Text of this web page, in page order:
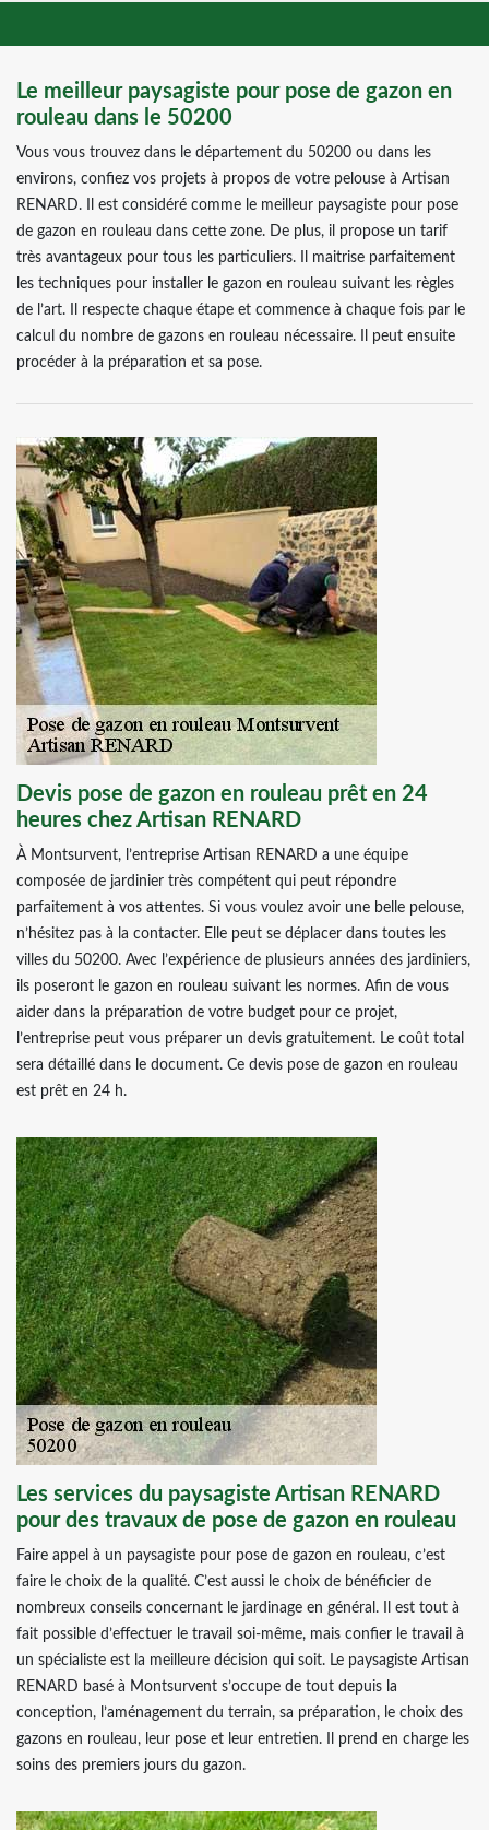
Le meilleur paysagiste pour pose de gazon en
rouleau dans le 50200
Vous vous trouvez dans le département du 50200 ou dans les
environs, confiez vos projets à propos de votre pelouse à Artisan
RENARD. Il est considéré comme le meilleur paysagiste pour pose
de gazon en rouleau dans cette zone. De plus, il propose un tarif
très avantageux pour tous les particuliers. Il maitrise parfaitement
les techniques pour installer le gazon en rouleau suivant les règles
de l’art. Il respecte chaque étape et commence à chaque fois par le
calcul du nombre de gazons en rouleau nécessaire. Il peut ensuite
procéder à la préparation et sa pose.
Devis pose de gazon en rouleau prêt en 24
heures chez Artisan RENARD
À Montsurvent, l’entreprise Artisan RENARD a une équipe
composée de jardinier très compétent qui peut répondre
parfaitement à vos attentes. Si vous voulez avoir une belle pelouse,
n’hésitez pas à la contacter. Elle peut se déplacer dans toutes les
villes du 50200. Avec l’expérience de plusieurs années des jardiniers,
ils poseront le gazon en rouleau suivant les normes. Afin de vous
aider dans la préparation de votre budget pour ce projet,
l’entreprise peut vous préparer un devis gratuitement. Le coût total
sera détaillé dans le document. Ce devis pose de gazon en rouleau
est prêt en 24 h.
Les services du paysagiste Artisan RENARD
pour des travaux de pose de gazon en rouleau
Faire appel à un paysagiste pour pose de gazon en rouleau, c’est
faire le choix de la qualité. C’est aussi le choix de bénéficier de
nombreux conseils concernant le jardinage en général. Il est tout à
fait possible d’effectuer le travail soi-même, mais confier le travail à
un spécialiste est la meilleure décision qui soit. Le paysagiste Artisan
RENARD basé à Montsurvent s’occupe de tout depuis la
conception, l’aménagement du terrain, sa préparation, le choix des
gazons en rouleau, leur pose et leur entretien. Il prend en charge les
soins des premiers jours du gazon.